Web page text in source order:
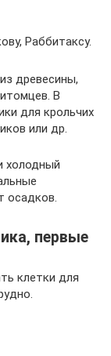
Раббитаксу.
древесины,
В
для крольчих
или др.
холодный
осадков.
первые
клетки для